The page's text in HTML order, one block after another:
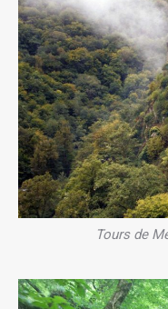
Tours de